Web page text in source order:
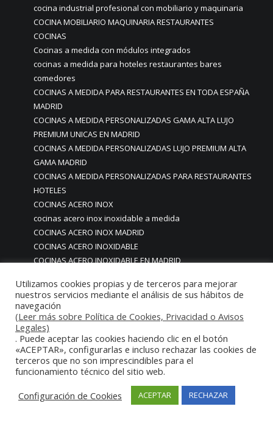
cocina industrial profesional con mobiliario y maquinaria
COCINA MOBILIARIO MAQUINARIA RESTAURANTES
COCINAS
Cocinas a medida con módulos integrados
cocinas a medida para hoteles restaurantes bares
comedores
COCINAS A MEDIDA PARA RESTAURANTES EN TODA ESPAÑA
MADRID
COCINAS A MEDIDA PERSONALIZADAS GAMA ALTA LUJO
PREMIUM UNICAS EN MADRID
COCINAS A MEDIDA PERSONALIZADAS LUJO PREMIUM ALTA
GAMA MADRID
COCINAS A MEDIDA PERSONALIZADAS PARA RESTAURANTES
HOTELES
COCINAS ACERO INOX
cocinas acero inox inoxidable a medida
COCINAS ACERO INOX MADRID
COCINAS ACERO INOXIDABLE
COCINAS ACERO INOXIDABLE EN MADRID
COCINAS ALTA GAMA MADRID
COCINAS BARBACOAS PARA EXTERIORES EN MADRID
COCINAS BONITAS
COCINAS BONITAS CON ENCANTO EN MADRID
COCINAS BONITAS EN MADRID
COCINAS BONITAS MODERNAS
COCINAS BONITAS MODERNAS EN MADRID
COCINAS COMEDORES HOTELES A MEDIDA
PERSONALIZADAS
Utilizamos cookies propias y de terceros para mejorar
nuestros servicios mediante el análisis de sus hábitos de
navegación
(Leer más sobre Política de Cookies, Privacidad o Avisos
Legales)
. Puede aceptar las cookies haciendo clic en el botón
«ACEPTAR», configurarlas e incluso rechazar las cookies de
terceros que no son imprescindibles para el
funcionamiento técnico del sitio web.
Configuración de Cookies
ACEPTAR RECHAZAR